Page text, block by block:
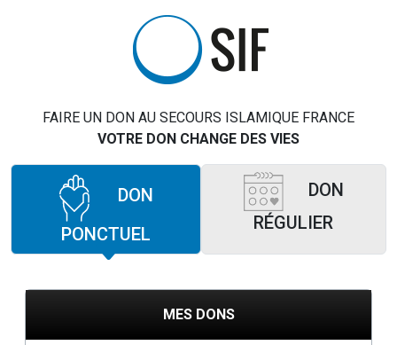
FAIRE UN DON AU SECOURS ISLAMIQUE FRANCE
VOTRE DON CHANGE DES VIES
DON
PONCTUEL
DON
RÉGULIER
MES DONS